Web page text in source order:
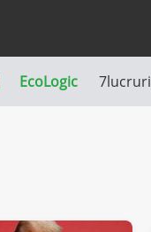
EcoLogic 7lucruri